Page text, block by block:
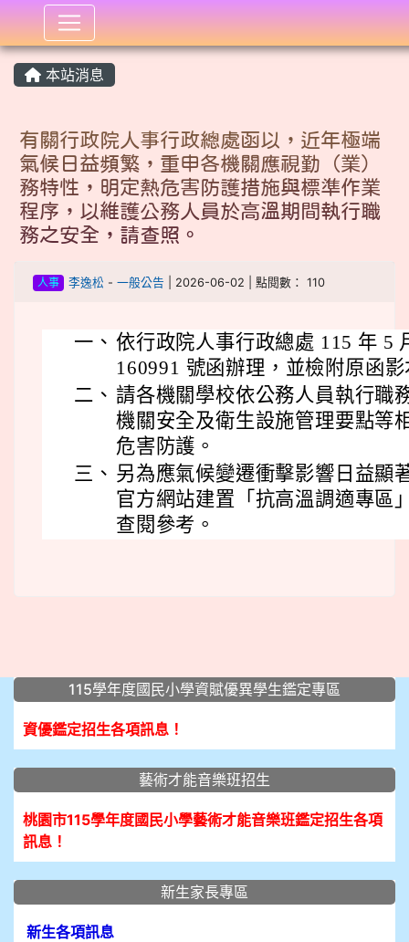
:::
本站消息
有關行政院人事行政總處函以，近年極端
氣候日益頻繁，重申各機關應視勤（業）
務特性，明定熱危害防護措施與標準作業
程序，以維護公務人員於高溫期間執行職
務之安全，請查照。
人事 李逸松 - 一般公告 | 2026-06-02 | 點閱數： 110
一、 依行政院人事行政總處 115 年 5
160991 號函辦理，並檢附原函
二、 請各機關學校依公務人員執行職
機關安全及衛生設施管理要點等
危害防護。
三、 另為應氣候變遷衝擊影響日益顯
官方網站建置「抗高溫調適專區
查閱參考。
::: 115學年度國民小學資賦優異學生鑑定專區
資優鑑定招生各項訊息！
藝術才能音樂班招生
桃園市115學年度國民小學藝術才能音樂班鑑定招生各項
訊息！
新生家長專區
新生各項訊息